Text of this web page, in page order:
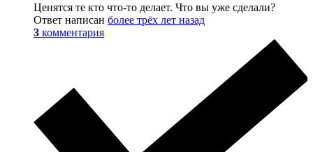
Ценятся те кто что-то делает. Что вы уже сделали?
Ответ написан более трёх лет назад
3 комментария